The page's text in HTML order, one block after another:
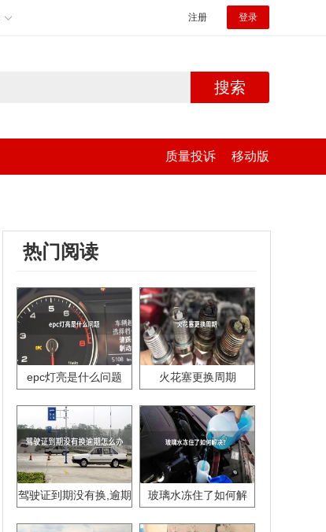
注册 登录
搜索
质量投诉 移动版
热门阅读
epc灯亮是什么问题 火花塞更换周期
驾驶证到期没有换,逾期
玻璃水冻住了如何解